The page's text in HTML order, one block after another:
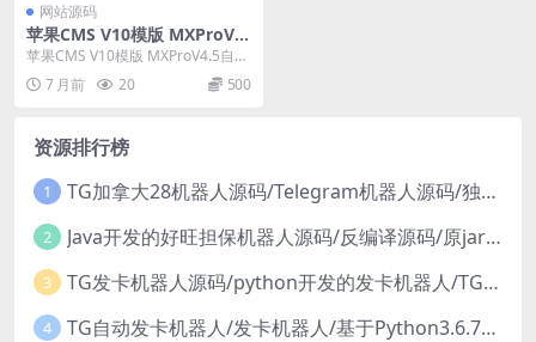
网站源码
苹果CMS V10模版 MXProV4.
5自适应视频主题源码
苹果CMS V10模版 MXProV4.5自适
应视频主题源码
7 月前 20 500
资源排行榜
1 TG加拿大28机器人源码/Telegram机器人源码/独立管理后台
2 Java开发的好旺担保机器人源码/反编译源码/原jar包
3 TG发卡机器人源码/python开发的发卡机器人/TG机器人源码
4 TG自动发卡机器人/发卡机器人/基于Python3.6.7开发/TG机器人源码